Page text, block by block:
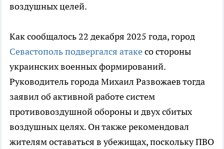
воздушных целей.
Как сообщалось 22 декабря 2025 года, город
Севастополь подвергался атакесо стороны
украинских военных формирований.
Руководитель города Михаил Развожаев тогда
заявил об активной работе систем
противовоздушной обороны и двух сбитых
воздушных целях. Он также рекомендовал
жителям оставаться в убежищах, поскольку ПВО